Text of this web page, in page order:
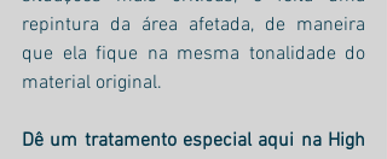
repintura da área afetada, de maneira
que ela fique na mesma tonalidade do
material original.
Dê um tratamento especial aqui na High